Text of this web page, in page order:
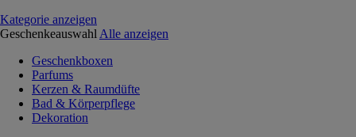
Kategorie anzeigen
Geschenkeauswahl Alle anzeigen
Geschenkboxen
Parfums
Kerzen & Raumdüfte
Bad & Körperpflege
Dekoration